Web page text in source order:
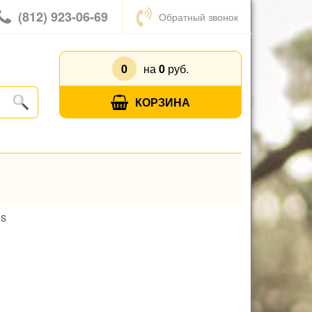
(812) 923-06-69 Обратный звонок
0 на 0руб.
КОРЗИНА